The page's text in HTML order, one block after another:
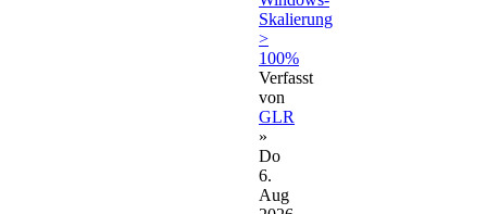
Skalierung
>
100%
Verfasst
von
GLR
»
Do
6.
Aug